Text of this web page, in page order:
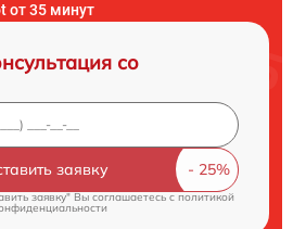
от 35 минут
со
заявку
заявку" Вы соглашаетесь cполитикой